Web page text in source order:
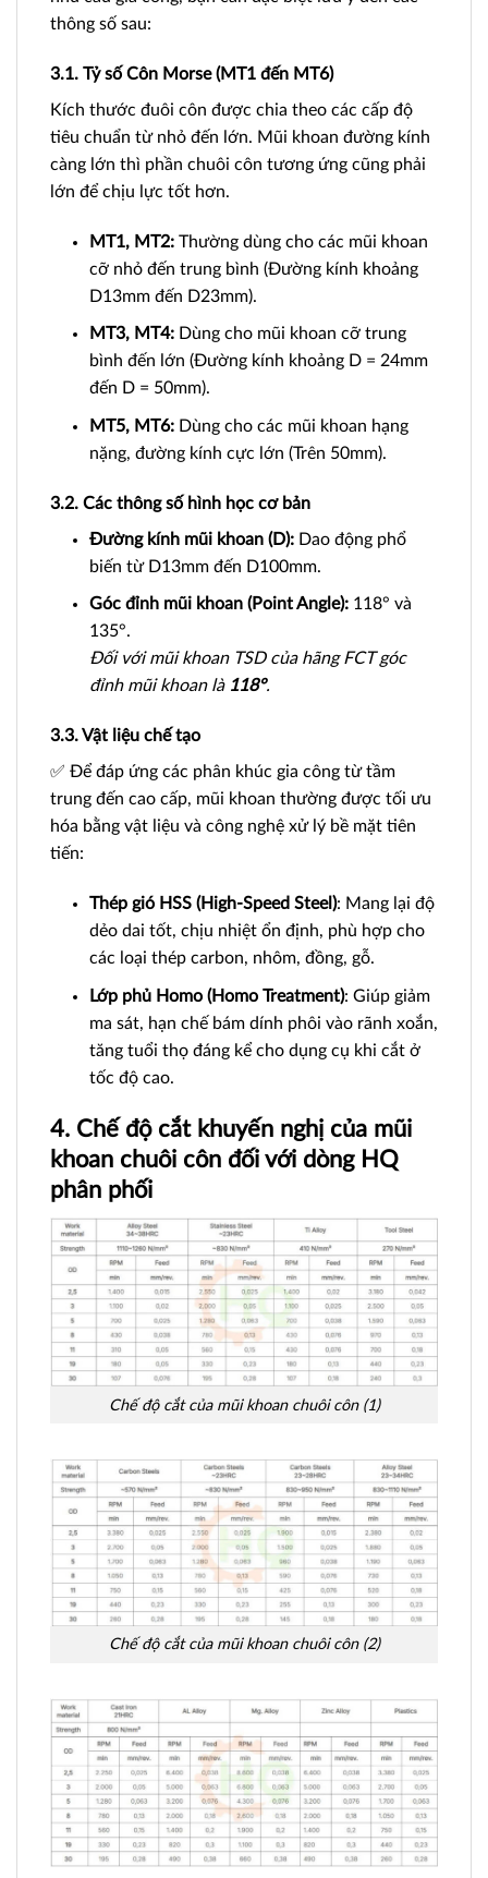
thông số sau:
3.1. Tỷ số Côn Morse (MT1 đến MT6)
Kích thước đuôi côn được chia theo các cấp độ
tiêu chuẩn từ nhỏ đến lớn. Mũi khoan đường kính
càng lớn thì phần chuôi côn tương ứng cũng phải
lớn để chịu lực tốt hơn.
MT1, MT2:Thường dùng cho các mũi khoan
cỡ nhỏ đến trung bình (Đường kính khoảng
D13mm đến D23mm).
MT3, MT4:Dùng cho mũi khoan cỡ trung
bình đến lớn (Đường kính khoảng D = 24mm
đến D = 50mm).
MT5, MT6:Dùng cho các mũi khoan hạng
nặng, đường kính cực lớn (Trên 50mm).
3.2. Các thông số hình học cơ bản
Đường kính mũi khoan (D):Dao động phổ
biến từ D13mm đến D100mm.
Góc đỉnh mũi khoan (Point Angle):118° và
135°.
Đối với mũi khoan TSD của hãng FCT góc
đỉnh mũi khoan là 118°.
3.3. Vật liệu chế tạo
✅ Để đáp ứng các phân khúc gia công từ tầm
trung đến cao cấp, mũi khoan thường được tối ưu
hóa bằng vật liệu và công nghệ xử lý bề mặt tiên
tiến:
Thép gió HSS (High-Speed Steel): Mang lại độ
dẻo dai tốt, chịu nhiệt ổn định, phù hợp cho
các loại thép carbon, nhôm, đồng, gỗ.
Lớp phủ Homo (Homo Treatment): Giúp giảm
ma sát, hạn chế bám dính phôi vào rãnh xoắn,
tăng tuổi thọ đáng kể cho dụng cụ khi cắt ở
tốc độ cao.
4. Chế độ cắt khuyến nghị của mũi
khoan chuôi côn đối với dòng HQ
phân phối
Chế độ cắt của mũi khoan chuôi côn (1)
Chế độ cắt của mũi khoan chuôi côn (2)